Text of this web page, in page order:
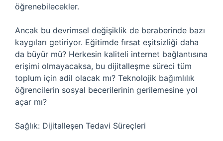
öğrenebilecekler.
Ancak bu devrimsel değişiklik de beraberinde bazı
kaygıları getiriyor. Eğitimde fırsat eşitsizliği daha
da büyür mü? Herkesin kaliteli internet bağlantısına
erişimi olmayacaksa, bu dijitalleşme süreci tüm
toplum için adil olacak mı? Teknolojik bağımlılık
öğrencilerin sosyal becerilerinin gerilemesine yol
açar mı?
Sağlık: Dijitalleşen Tedavi Süreçleri